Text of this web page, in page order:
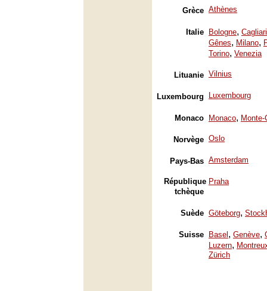
Grèce Athènes
Italie Bologne, Cagliari
Gênes, Milano,
Torino, Venezia
Lituanie Vilnius
Luxembourg Luxembourg
Monaco Monaco, Monte-
Norvège Oslo
Pays-Bas Amsterdam
République
tchèque
Praha
Suède Göteborg,
Suisse Basel , Genève,
Luzern,
Zürich